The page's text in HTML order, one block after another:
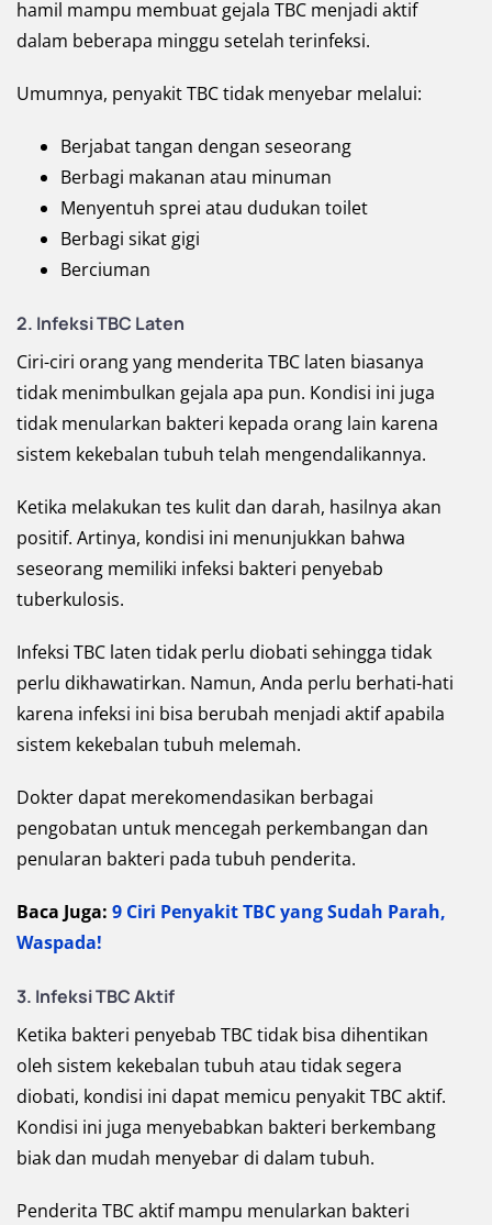
hamil mampu membuat gejala TBC menjadi aktif
dalam beberapa minggu setelah terinfeksi.
Umumnya, penyakit TBC tidak menyebar melalui:
Berjabat tangan dengan seseorang
Berbagi makanan atau minuman
Menyentuh sprei atau dudukan toilet
Berbagi sikat gigi
Berciuman
2. Infeksi TBC Laten
Ciri-ciri orang yang menderita TBC laten biasanya
tidak menimbulkan gejala apa pun. Kondisi ini juga
tidak menularkan bakteri kepada orang lain karena
sistem kekebalan tubuh telah mengendalikannya.
Ketika melakukan tes kulit dan darah, hasilnya akan
positif. Artinya, kondisi ini menunjukkan bahwa
seseorang memiliki infeksi bakteri penyebab
tuberkulosis.
Infeksi TBC laten tidak perlu diobati sehingga tidak
perlu dikhawatirkan. Namun, Anda perlu berhati-hati
karena infeksi ini bisa berubah menjadi aktif apabila
sistem kekebalan tubuh melemah.
Dokter dapat merekomendasikan berbagai
pengobatan untuk mencegah perkembangan dan
penularan bakteri pada tubuh penderita.
Baca Juga: 9 Ciri Penyakit TBC yang Sudah Parah,
Waspada!
3. Infeksi TBC Aktif
Ketika bakteri penyebab TBC tidak bisa dihentikan
oleh sistem kekebalan tubuh atau tidak segera
diobati, kondisi ini dapat memicu penyakit TBC aktif.
Kondisi ini juga menyebabkan bakteri berkembang
biak dan mudah menyebar di dalam tubuh.
Penderita TBC aktif mampu menularkan bakteri